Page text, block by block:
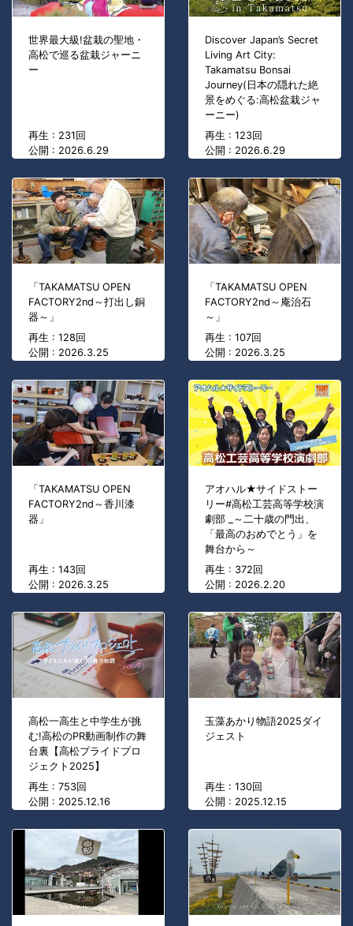
世界最大級!盆栽の聖地・
高松で巡る盆栽ジャーニ
ー
再生 : 231回
公開 : 2026.6.29
Discover Japan’s Secret
Living Art City:
Takamatsu Bonsai
Journey(日本の隠れた絶
景をめぐる:高松盆栽ジャ
ーニー)
再生 : 123回
公開 : 2026.6.29
「TAKAMATSU OPEN
FACTORY2nd～打出し銅
器～」
再生 : 128回
公開 : 2026.3.25
「TAKAMATSU OPEN
FACTORY2nd～庵治石
～」
再生 : 107回
公開 : 2026.3.25
「TAKAMATSU OPEN
FACTORY2nd～香川漆
器」
再生 : 143回
公開 : 2026.3.25
アオハル★サイドストー
リー#高松工芸高等学校演
劇部 _～二十歳の門出、
「最高のおめでとう」を
舞台から～
再生 : 372回
公開 : 2026.2.20
高松一高生と中学生が挑
む!高松のPR動画制作の舞
台裏【高松プライドプロ
ジェクト2025】
再生 : 753回
公開 : 2025.12.16
玉藻あかり物語2025ダイ
ジェスト
再生 : 130回
公開 : 2025.12.15